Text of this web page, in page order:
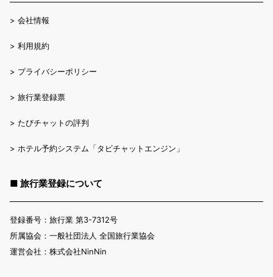
> 会社情報
> 利用規約
> プライバシーポリシー
> 旅行業登録票
> たびチャットの評判
> ホテル予約システム「タビチャットエンジン」
■ 旅行業登録について
登録番号：旅行業 第3-7312号
所属協会：一般社団法人 全国旅行業協会
運営会社：株式会社NinNin